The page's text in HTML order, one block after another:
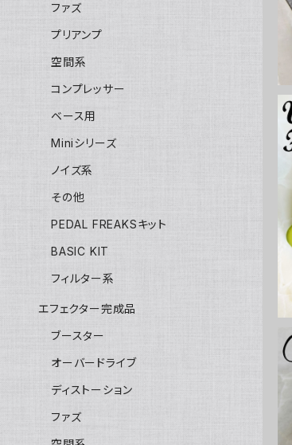
ファズ
プリアンプ
空間系
コンプレッサー
ベース用
Miniシリーズ
ノイズ系
その他
PEDAL FREAKSキット
BASIC KIT
フィルター系
エフェクター完成品
ブースター
オーバードライブ
ディストーション
ファズ